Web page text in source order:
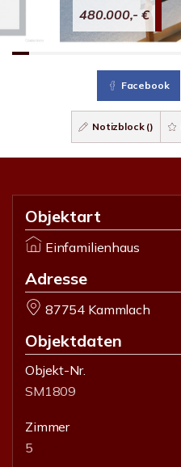
480.000,- €
Facebook
Notizblock ()
Objektart
Einfamilienhaus
Adresse
87754 Kammlach
Objektdaten
Objekt-Nr.
SM1809
Zimmer
5